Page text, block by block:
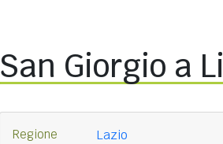
San Giorgio a
Regione Lazio